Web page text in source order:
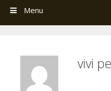
Menu
vivi